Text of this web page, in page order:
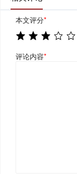
本文评分*
评论内容*